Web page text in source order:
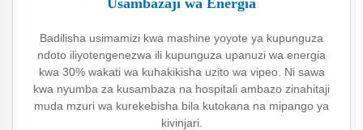
Usambazaji wa Energia
Badilisha usimamizi kwa mashine yoyote ya kupunguza
ndoto iliyotengenezwa ili kupunguza upanuzi wa energia
kwa 30% wakati wa kuhakikisha uzito wa vipeo. Ni sawa
kwa nyumba za kusambaza na hospitali ambazo zinahitaji
muda mzuri wa kurekebisha bila kutokana na mipango ya
kivinjari.